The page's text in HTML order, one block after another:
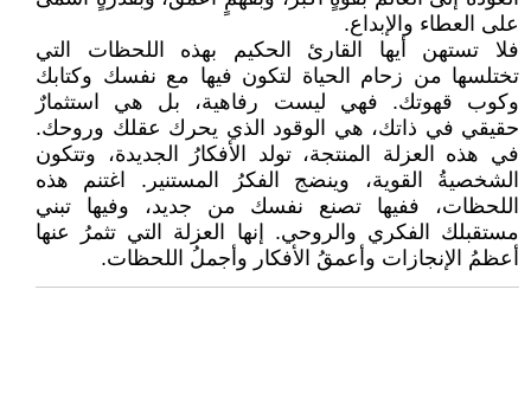
على العطاء والإبداع.
فلا تستهن أيها القارئ الحكيم بهذه اللحظات التي
تختلسها من زحام الحياة لتكون فيها مع نفسك وكتابك
وكوب قهوتك. فهي ليست رفاهية، بل هي استثمارٌ
حقيقي في ذاتك، هي الوقود الذي يحرك عقلك وروحك.
في هذه العزلة المنتجة، تولد الأفكارُ الجديدة، وتتكون
الشخصيةُ القوية، وينضج الفكرُ المستنير. اغتنم هذه
اللحظات، ففيها تصنع نفسك من جديد، وفيها تبني
مستقبلك الفكري والروحي. إنها العزلة التي تثمرُ عنها
أعظمُ الإنجازات وأعمقُ الأفكار وأجملُ اللحظات.